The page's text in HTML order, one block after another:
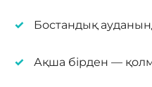
Бостандық
Ақша бірден —